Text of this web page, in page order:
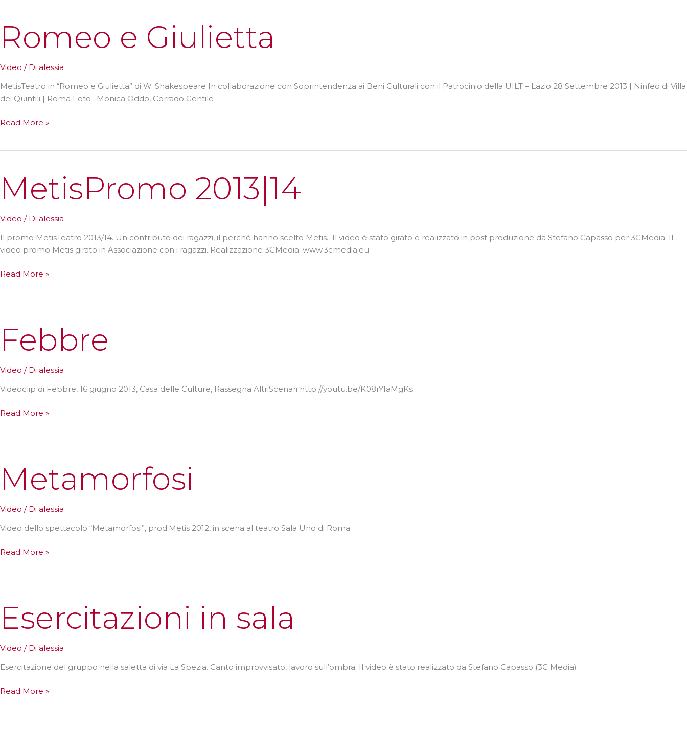
Romeo e Giulietta
Video / Di alessia
MetisTeatro in “Romeo e Giulietta” di W. Shakespeare In collaborazione con Soprintendenza ai Beni Culturali con il Patrocinio della UILT – Lazio 28 Settembre 2013 | Ninfeo di Villa
dei Quintili | Roma Foto : Monica Oddo, Corrado Gentile
Romeo
Read More »
MetisPromo 2013|14
Video / Di alessia
Il promo MetisTeatro 2013/14. Un contributo dei ragazzi, il perchè hanno scelto Metis. Il video è stato girato e realizzato in post produzione da Stefano Capasso per 3CMedia. Il
video promo Metis girato in Associazione con i ragazzi. Realizzazione 3CMedia. www.3cmedia.eu
MetisPromo
Read More »
Febbre
Video / Di alessia
Videoclip di Febbre, 16 giugno 2013, Casa delle Culture, Rassegna AltriScenari http://youtu.be/K08rYfaMgKs
Febbre
Read More »
Metamorfosi
Video / Di alessia
Video dello spettacolo “Metamorfosi”, prod.Metis 2012, in scena al teatro Sala Uno di Roma
Metamorfosi
Read More »
Esercitazioni in sala
Video / Di alessia
Esercitazione del gruppo nella saletta di via La Spezia. Canto improvvisato, lavoro sull’ombra. Il video è stato realizzato da Stefano Capasso (3C Media)
Esercitazioni
Read More »